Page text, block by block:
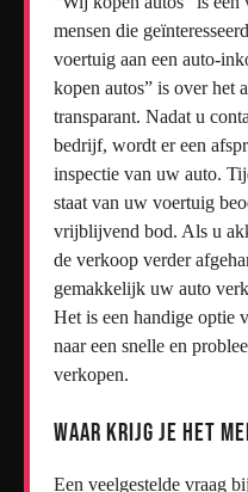
mensen die
voertuig aan een auto-
kopen autos” is over het
transparant. Nadat u
bedrijf, wordt er een
inspectie van uw auto.
staat van uw voertuig
vrijblijvend bod. Als u
de verkoop verder
gemakkelijk uw auto
Het is een handige optie
naar een snelle en
verkopen.
Waar krijg je het
Een veelgestelde vraag